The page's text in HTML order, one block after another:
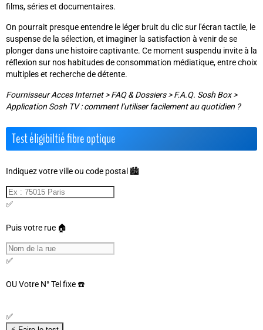
films, séries et documentaires.
On pourrait presque entendre le léger bruit du clic sur l'écran tactile, le
suspense de la sélection, et imaginer la satisfaction à venir de se
plonger dans une histoire captivante. Ce moment suspendu invite à la
réflexion sur nos habitudes de consommation médiatique, entre choix
multiples et recherche de détente.
Fournisseur Acces Internet >FAQ & Dossiers >F.A.Q. Sosh Box >
Application Sosh TV : comment l’utiliser facilement au quotidien ?
Test éligibiltié fibre optique
Indiquez votre ville ou code postal 🏙️
✅
Puis votre rue 🏠
✅
OUVotre N° Tel fixe ☎️
✅